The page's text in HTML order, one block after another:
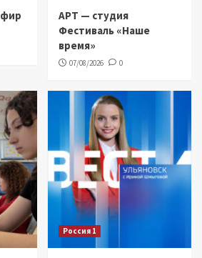
АРТ — студия
Фестиваль «Наше
время»
07/08/2026 0
Россия 1